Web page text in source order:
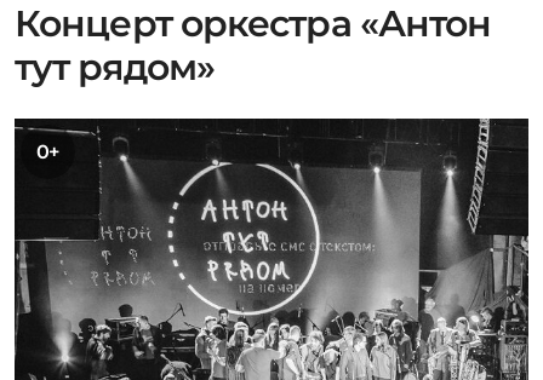
Концерт оркестра «Антон
тут рядом»
0+